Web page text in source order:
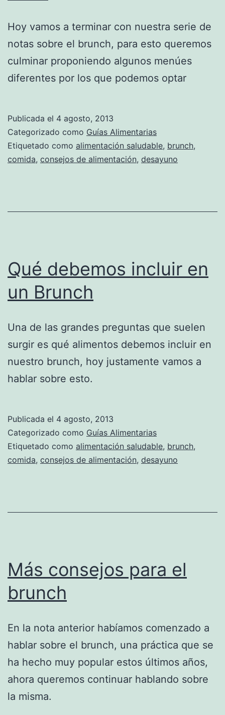
Hoy vamos a terminar con nuestra serie de
notas sobre el brunch, para esto queremos
culminar proponiendo algunos menúes
diferentes por los que podemos optar
Publicada el 4 agosto, 2013
Categorizado como Guías Alimentarias
Etiquetado como alimentación saludable, brunch,
comida, consejos de alimentación, desayuno
Qué debemos incluir en
un Brunch
Una de las grandes preguntas que suelen
surgir es qué alimentos debemos incluir en
nuestro brunch, hoy justamente vamos a
hablar sobre esto.
Publicada el 4 agosto, 2013
Categorizado como Guías Alimentarias
Etiquetado como alimentación saludable, brunch,
comida, consejos de alimentación, desayuno
Más consejos para el
brunch
En la nota anterior habíamos comenzado a
hablar sobre el brunch, una práctica que se
ha hecho muy popular estos últimos años,
ahora queremos continuar hablando sobre
la misma.